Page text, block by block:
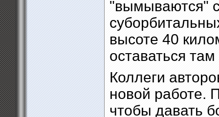
"вымываются"
высоте 40
оставаться
Коллеги
новой работе.
чтобы давать